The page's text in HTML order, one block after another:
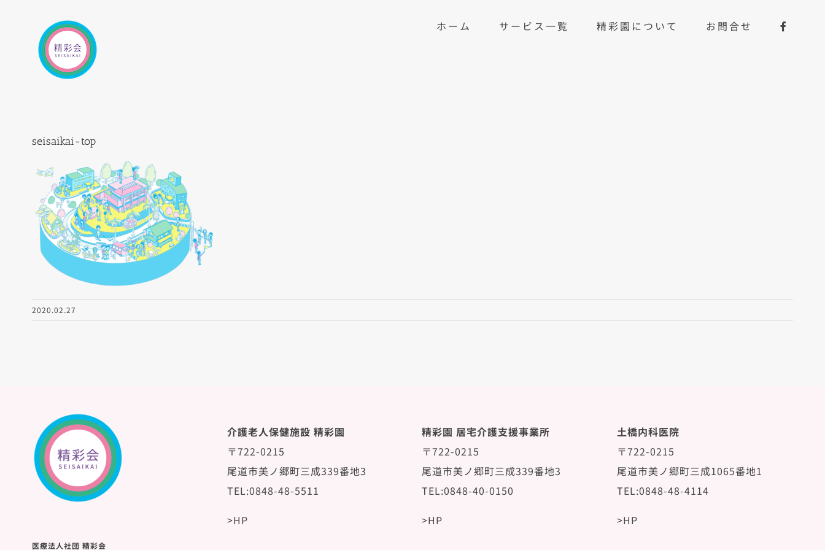
content
ホーム サービス一覧 精彩園について お問合せ
seisaikai-top
2020.02.27
医療法人社団 精彩会
介護老人保健施設 精彩園
〒722-0215
尾道市美ノ郷町三成339番地3
TEL:0848-48-5511
>HP
精彩園 居宅介護支援事業所
〒722-0215
尾道市美ノ郷町三成339番地3
TEL:0848-40-0150
>HP
土橋内科医院
〒722-0215
尾道市美ノ郷町三成1065番地1
TEL:0848-48-4114
>HP